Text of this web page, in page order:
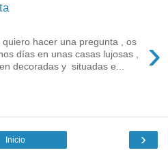
›
quiero hacer una pregunta , os
días en unas casas lujosas ,
decoradas y situadas e...
›
Inicio